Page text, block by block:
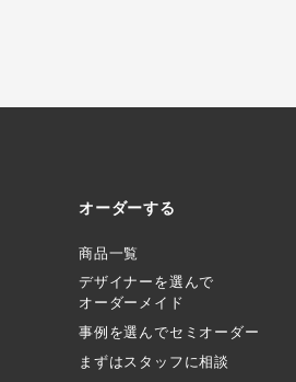
オーダーする
商品一覧
デザイナーを選んで
オーダーメイド
事例を選んでセミオーダー
まずはスタッフに相談